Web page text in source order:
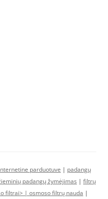
parduotuve | padangų
padangų žymėjimas | filtrų
filtrai> | osmoso filtrų nauda |